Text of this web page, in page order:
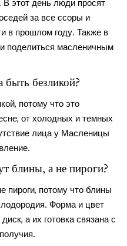
этот день люди просят
за все ссоры и
в прошлом году. Также в
и поделиться масленичным
безликой?
потому что это
от холодных и темных
лица у Масленицы
блины, а не пироги?
пироги, потому что блины
Форма и цвет
а их готовка связана с